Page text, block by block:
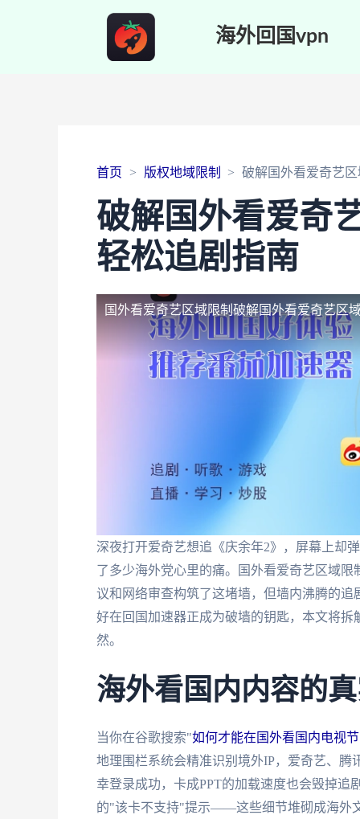
海外回国vpn
首页 版权地域限制 破解国外看爱奇艺
破解国外看爱奇
轻松追剧指南
国外看爱奇艺区域限制破解国外看爱奇艺区
深夜打开爱奇艺想追《庆余年2》，屏幕上
了多少海外党心里的痛。国外看爱奇艺区域
议和网络审查构筑了这堵墙，但墙内沸腾的追
好在回国加速器正成为破墙的钥匙，本文将
然。
海外看国内内容的
当你在谷歌搜索"如何才能在国外看国内电视节
地理围栏系统会精准识别境外IP，爱奇艺、
幸登录成功，卡成PPT的加载速度也会毁掉追
的"该卡不支持"提示——这些细节堆砌成海外